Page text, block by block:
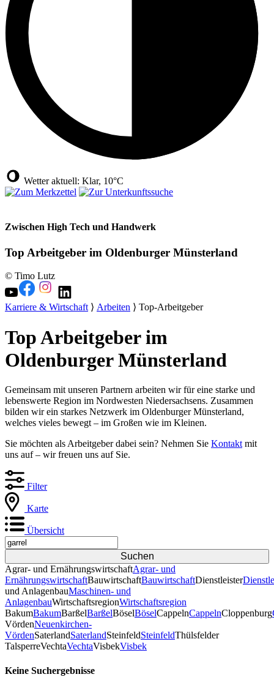
Wetter aktuell: Klar, 10°C
Zwischen High Tech und Handwerk
Top Arbeitgeber im Oldenburger Münsterland
© Timo Lutz
Karriere & Wirtschaft⟩ Arbeiten ⟩ Top-Arbeitgeber
Top Arbeitgeber im
Oldenburger Münsterland
Gemeinsam mit unseren Partnern arbeiten wir für eine starke und
lebenswerte Region im Nordwesten Niedersachsens. Zusammen
bilden wir ein starkes Netzwerk im Oldenburger Münsterland,
welches vieles bewegt – im Großen wie im Kleinen.
Sie möchten als Arbeitgeber dabei sein? Nehmen Sie Kontakt mit
uns auf – wir freuen uns auf Sie.
Filter
Karte
Übersicht
Agrar- und ErnährungswirtschaftAgrar- und
ErnährungswirtschaftBauwirtschaftBauwirtschaftDienstleister
und AnlagenbauMaschinen- und
AnlagenbauWirtschaftsregionWirtschaftsregion
BakumBakumBarßelBarßelBöselBöselCappelnCappelnCloppenburg
VördenNeuenkirchen-
VördenSaterlandSaterlandSteinfeldSteinfeldThülsfelder
TalsperreVechtaVechtaVisbekVisbek
Keine Suchergebnisse